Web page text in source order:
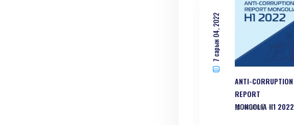
7 сарын 04, 2022
ANTI-СORRUPTION
REPORT
MONGOLIA H1 2022
дэлгэрэнгүй